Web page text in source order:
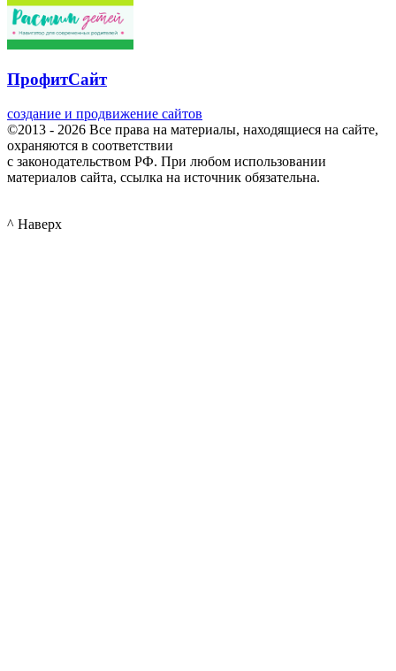
ПрофитСайт
создание и продвижение сайтов
©2013 - 2026 Все права на материалы, находящиеся на сайте,
охраняются в соответствии
с законодательством РФ. При любом использовании
материалов сайта, ссылка на источник обязательна.
^ Наверх